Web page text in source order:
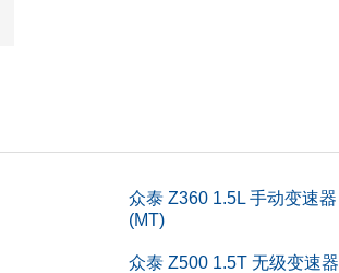
轴距(mm)
众泰 Z360 1.5L 手动变速器
(MT)
众泰 Z500 1.5T 无级变速器